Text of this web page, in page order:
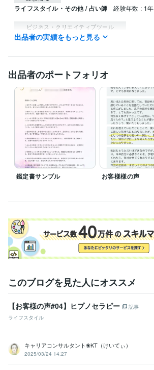
ライフスタイル・その他 / 占い師 経験年数 : 1年
ビジネス・クリエイティブツール
Excel:15年Google スプレッドシート:1年
占い 西洋占星術による性格分析
占い 子育て
出品者の実績をもっと見る
出品者のポートフォリオ
鑑定書サンプル お客様様の声
このブログを見た人にオススメ
【お客様の声#04】ヒプノセラピー
記事
ライフスタイル
キャリアコンサルタント❀KT（けいてぃ）
2025/03/24 14:27